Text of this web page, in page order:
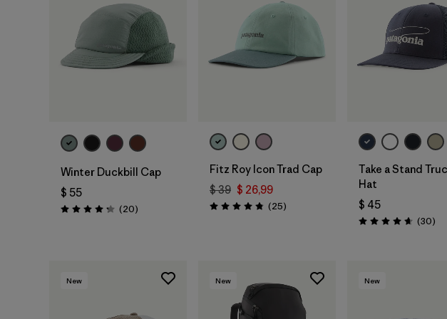
Winter Duckbill Cap
$ 55
Valoración: 4.3 / 5
(20Comentarios
)
Fitz Roy Icon Trad Cap
$ 39 $ 26,99
Valoración: 4.8 / 5
(25Comentarios
)
Take a Stand
Hat
$ 45
Valoración: 4.6 / 5
(30)
New New New